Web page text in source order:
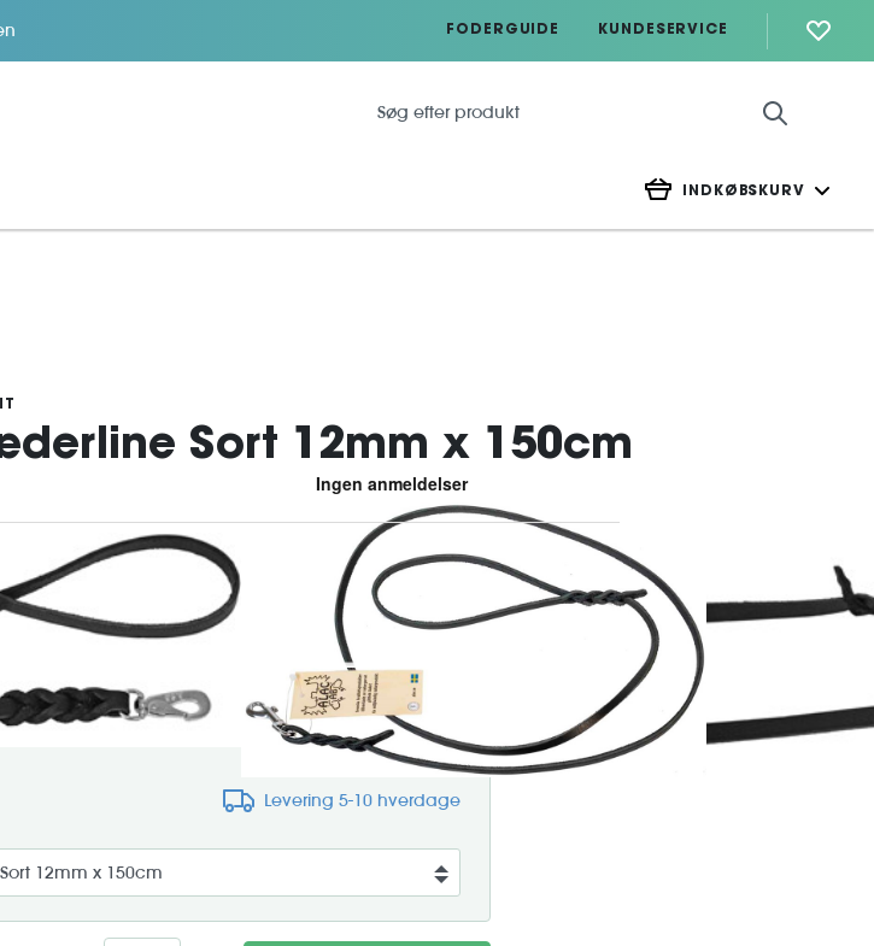
FODERGUIDE KUNDESERVICE
INDKØBSKURV
Sort 12mm x 150cm
er en klassisk og slidstærk hundeline fremstillet i Sverige af
læder. Det højkvalitets sorte læder giver linen et tidløst design,
behagelig at holde i og udvikler en flot følelse med tiden. Linen
Art. nr. 602.1042
Levering 5-10 hverdage